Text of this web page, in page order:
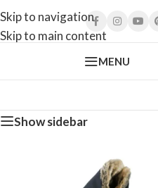
Skip to navigation
Skip to main content
MENU
Show sidebar